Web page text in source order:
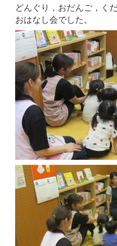
どんぐり，おだんご，く
おはなし会でした。